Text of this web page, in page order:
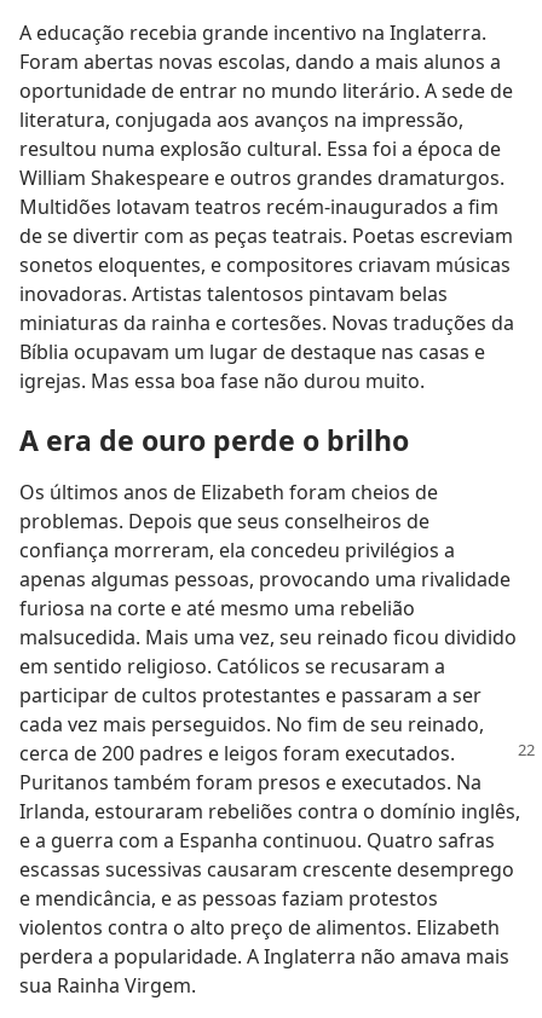
A educação recebia grande incentivo na Inglaterra.
Foram abertas novas escolas, dando a mais alunos a
oportunidade de entrar no mundo literário. A sede de
literatura, conjugada aos avanços na impressão,
resultou numa explosão cultural. Essa foi a época de
William Shakespeare e outros grandes dramaturgos.
Multidões lotavam teatros recém-inaugurados a fim
de se divertir com as peças teatrais. Poetas escreviam
sonetos eloquentes, e compositores criavam músicas
inovadoras. Artistas talentosos pintavam belas
miniaturas da rainha e cortesões. Novas traduções da
Bíblia ocupavam um lugar de destaque nas casas e
igrejas. Mas essa boa fase não durou muito.
A era de ouro perde o brilho
Os últimos anos de Elizabeth foram cheios de
problemas. Depois que seus conselheiros de
confiança morreram, ela concedeu privilégios a
apenas algumas pessoas, provocando uma rivalidade
furiosa na corte e até mesmo uma rebelião
malsucedida. Mais uma vez, seu reinado ficou dividido
em sentido religioso. Católicos se recusaram a
participar de cultos protestantes e passaram a ser
cada vez mais perseguidos. No fim de seu reinado,
cerca de 200 padres e leigos foram executados.
Puritanos também foram presos e executados. Na
Irlanda, estouraram rebeliões contra o domínio inglês,
e a guerra com a Espanha continuou. Quatro safras
escassas sucessivas causaram crescente desemprego
e mendicância, e as pessoas faziam protestos
violentos contra o alto preço de alimentos. Elizabeth
perdera a popularidade. A Inglaterra não amava mais
sua Rainha Virgem.